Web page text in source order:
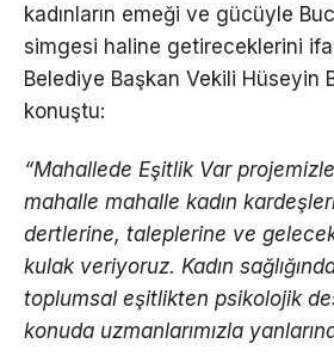
kadınların emeği ve gücüyle
simgesi haline getireceklerini
Belediye Başkan Vekili Hüseyin
konuştu:
“Mahallede Eşitlik Var projemizle
mahalle mahalle kadın
dertlerine, taleplerine ve
kulak veriyoruz. Kadın
toplumsal eşitlikten psikolojik
konuda uzmanlarımızla